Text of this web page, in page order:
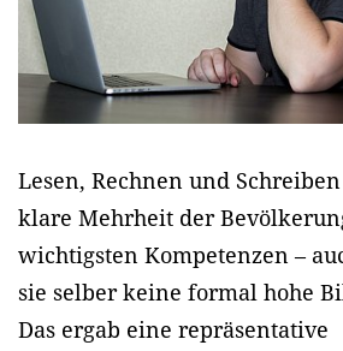
Lesen, Rechnen und
klare Mehrheit der
wichtigsten Kompetenzen –
sie selber keine formal hohe
Das ergab eine repräsentative